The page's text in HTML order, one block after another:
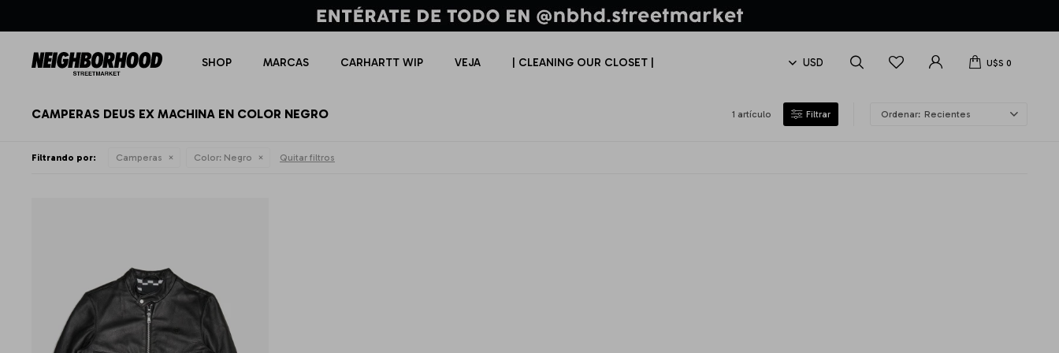
SHOP MARCAS CARHARTT WIP VEJA | CLEANING OUR CLOSET | U$S 0
CAMPERAS DEUS EX MACHINA EN COLOR NEGRO 1 artículo Recientes
Filtrando por: Camperas Color: Negro Quitar filtros